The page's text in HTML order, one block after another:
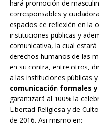
hará promoción de
corresponsables y
espacios de reflexión en la
instituciones públicas y
comunicativa, la cual
derechos humanos de las
en su contra, entre otros,
a las instituciones públicas
comunicación formales
garantizará al 100% la
Libertad Religiosa y de
de 2016. Asi mismo en: